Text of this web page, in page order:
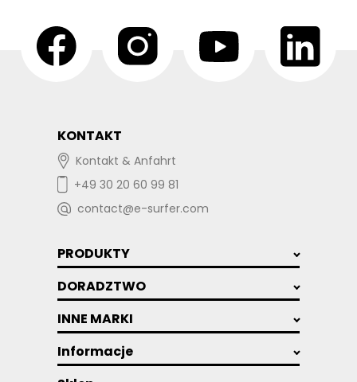
KONTAKT
Kontakt & Anfahrt
+49 30 20 60 99 81
contact@e-surfer.com
PRODUKTY
DORADZTWO
INNE MARKI
Informacje